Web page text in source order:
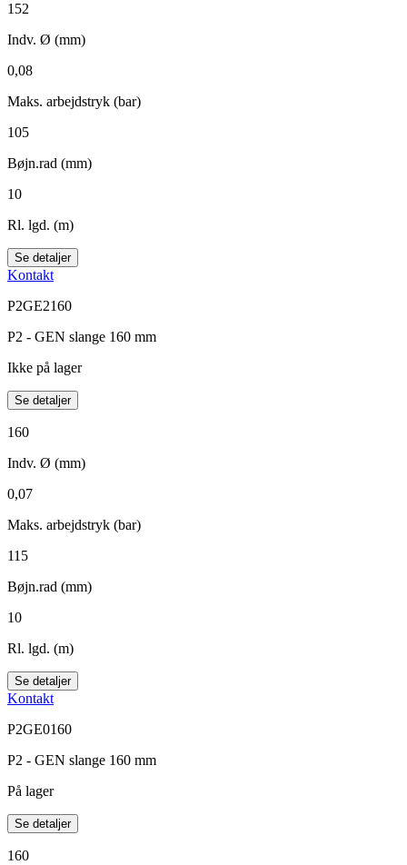
152
Indv. Ø (mm)
0,08
Maks. arbejdstryk (bar)
105
Bøjn.rad (mm)
10
Rl. lgd. (m)
Se detaljer
Kontakt
P2GE2160
P2 - GEN slange 160 mm
Ikke på lager
Se detaljer
160
Indv. Ø (mm)
0,07
Maks. arbejdstryk (bar)
115
Bøjn.rad (mm)
10
Rl. lgd. (m)
Se detaljer
Kontakt
P2GE0160
P2 - GEN slange 160 mm
På lager
Se detaljer
160